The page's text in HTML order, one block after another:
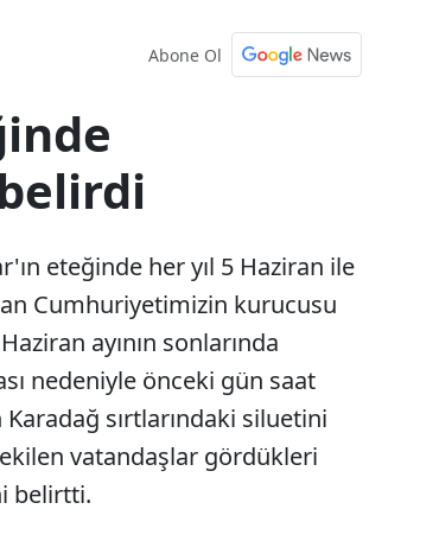
Abone Ol
eteğinde her yıl 5 Haziran ile
Cumhuriyetimizin kurucusu
ayının sonlarında
nedeniyle önceki gün saat
sırtlarındaki siluetini
vatandaşlar gördükleri
belirtti.